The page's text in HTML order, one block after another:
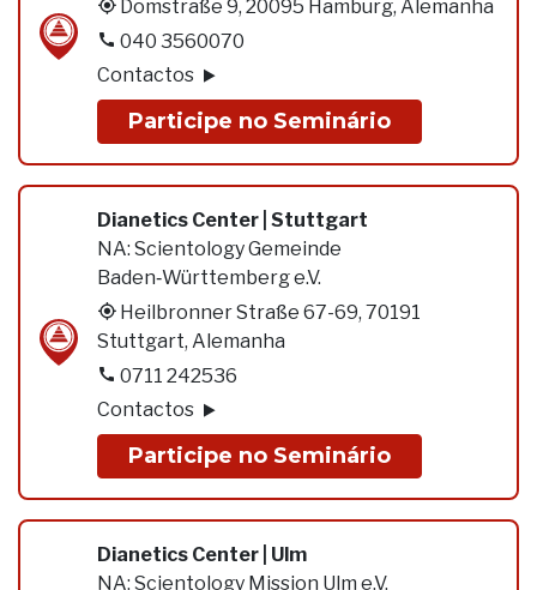
Domstraße 9, 20095 Hamburg, Alemanha
040 3560070
Contactos
Participe no Seminário
Dianetics Center | Stuttgart
NA: Scientology Gemeinde
Baden‑Württemberg e.V.
Heilbronner Straße 67-69, 70191
Stuttgart, Alemanha
0711 242536
Contactos
Participe no Seminário
Dianetics Center | Ulm
NA: Scientology Mission Ulm e.V.